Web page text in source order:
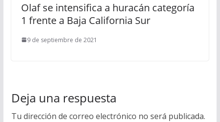
Olaf se intensifica a huracán categoría
1 frente a Baja California Sur
9 de septiembre de 2021
Deja una respuesta
Tu dirección de correo electrónico no será publicada.